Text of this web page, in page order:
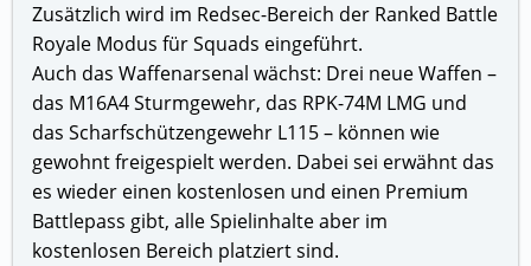
Zusätzlich wird im Redsec-Bereich der Ranked Battle
Royale Modus für Squads eingeführt.
Auch das Waffenarsenal wächst: Drei neue Waffen –
das M16A4 Sturmgewehr, das RPK-74M LMG und
das Scharfschützengewehr L115 – können wie
gewohnt freigespielt werden. Dabei sei erwähnt das
es wieder einen kostenlosen und einen Premium
Battlepass gibt, alle Spielinhalte aber im
kostenlosen Bereich platziert sind.